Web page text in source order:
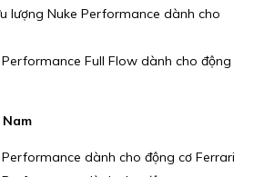
lượng Nuke Performance dành cho
Full Flow dành cho động
dành cho động cơ Ferrari